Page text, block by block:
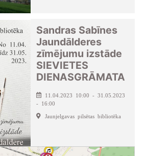
Sandras Sabīnes
Jaundālderes
zīmējumu izstāde
SIEVIETES
DIENASGRĀMATA
11.04.2023 10:00 - 31.05.2023
- 16:00
Jaunjelgavas pilsētas bibliotēka